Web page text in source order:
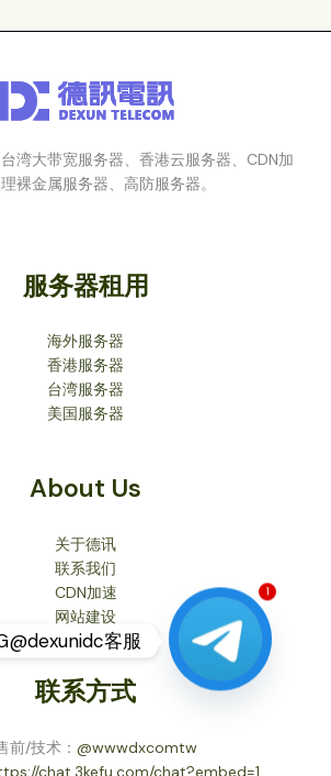
湾大带宽服务器、香港云服务器、CDN加
裸金属服务器、高防服务器。
服务器租用
海外服务器
香港服务器
台湾服务器
美国服务器
About Us
关于德讯
联系我们
CDN加速
网站建设
联系方式
前/技术： @wwwdxcomtw
chat.3kefu.com/chat?embed=1
1
客服